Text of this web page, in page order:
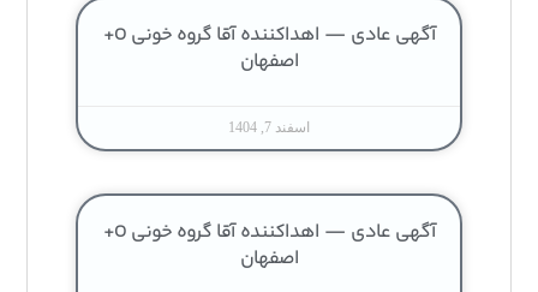
آگهی عادی — اهداکننده آقا گروه خونی O+
اصفهان
اسفند 7, 1404
آگهی عادی — اهداکننده آقا گروه خونی O+
اصفهان